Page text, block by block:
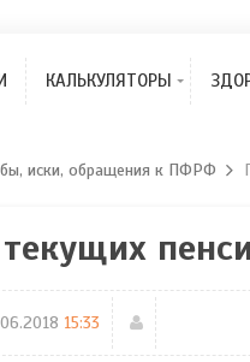
КАЛЬКУЛЯТОРЫ
размера пенсионного
капитала
иски, обращения к ПФРФ
15:33